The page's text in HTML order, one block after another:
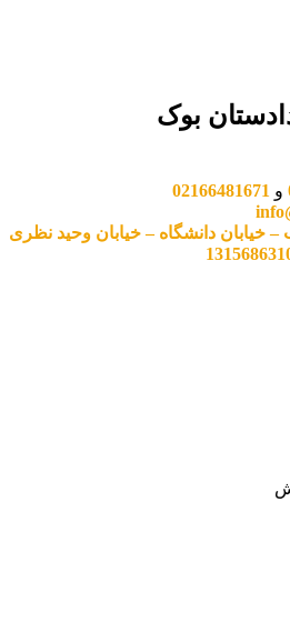
بوک
و 02166481671
– خیابان دانشگاه – خیابان وحید نظری